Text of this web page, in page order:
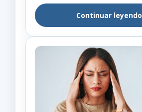
Continuar leyendo